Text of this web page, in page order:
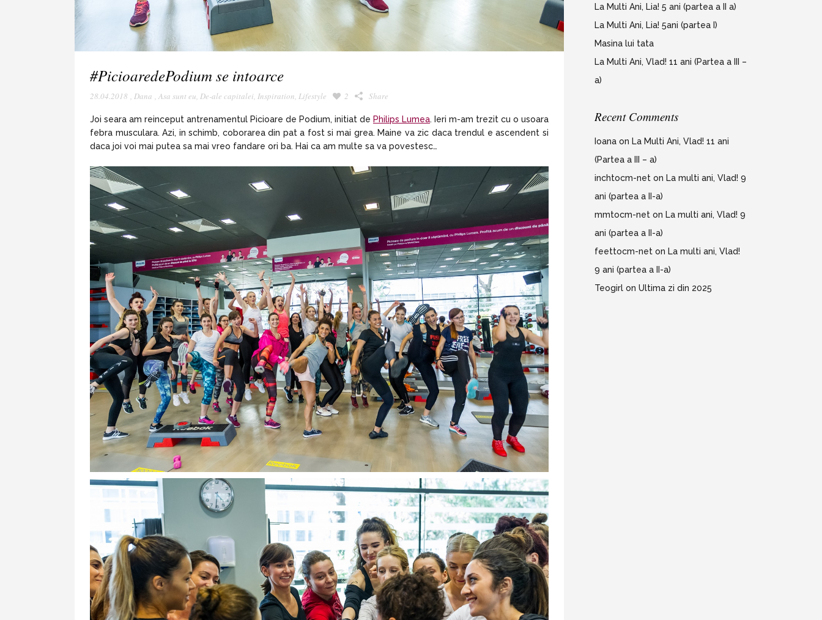
#PicioaredePodium se intoarce
28.04.2018 , Dana , Asa sunt eu, De-ale capitalei, Inspiration, Lifestyle 2 Share
Joi seara am reinceput antrenamentul Picioare de Podium, initiat de Philips Lumea. Ieri m-am trezit cu o usoara
febra musculara. Azi, in schimb, coborarea din pat a fost si mai grea. Maine va zic daca trendul e ascendent si
daca joi voi mai putea sa mai vreo fandare ori ba. Hai ca am multe sa va povestesc…
La Multi Ani, Lia! 5 ani (partea a II a)
La Multi Ani, Lia! 5ani (partea I)
Masina lui tata
La Multi Ani, Vlad! 11 ani (Partea a III –
a)
Recent Comments
Ioana on La Multi Ani, Vlad! 11 ani
(Partea a III – a)
inchtocm-net on La multi ani, Vlad! 9
ani (partea a II-a)
mmtocm-net on La multi ani, Vlad! 9
ani (partea a II-a)
feettocm-net on La multi ani, Vlad!
9 ani (partea a II-a)
Teogirl on Ultima zi din 2025